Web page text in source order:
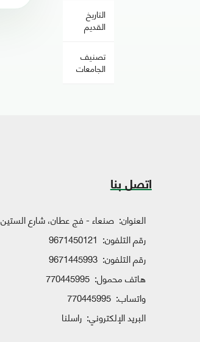
التاريخ
القديم
تصنيف
الجامعات
اتصل بنا
العنوان: صنعاء - فج عطان، شارع الستين
رقم التلفون: 9671450121
رقم التلفون: 9671445993
هاتف محمول: 770445995
واتساب: 770445995
البريد الإلكتروني: راسلنا